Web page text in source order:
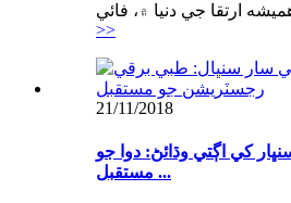
>>
21/11/2018
کي اڳتي وڌائڻ: دوا جو
مستقبل ...